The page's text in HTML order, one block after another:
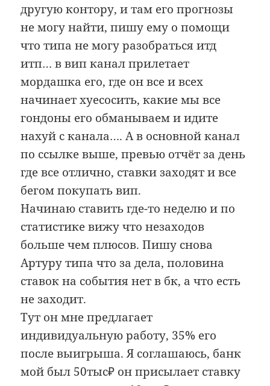
другую контору, и там его прогнозы
не могу найти, пишу ему о помощи
что типа не могу разобраться итд
итп… в вип канал прилетает
мордашка его, где он все и всех
начинает хуесосить, какие мы все
гондоны его обманываем и идите
нахуй с канала…. А в основной канал
по ссылке выше, превью отчёт за день
где все отлично, ставки заходят и все
бегом покупать вип.
Начинаю ставить где-то неделю и по
статистике вижу что незаходов
больше чем плюсов. Пишу снова
Артуру типа что за дела, половина
ставок на события нет в бк, а что есть
не заходит.
Тут он мне предлагает
индивидуальную работу, 35% его
после выигрыша. Я соглашаюсь, банк
мой был 50тыс₽ он присылает ставку